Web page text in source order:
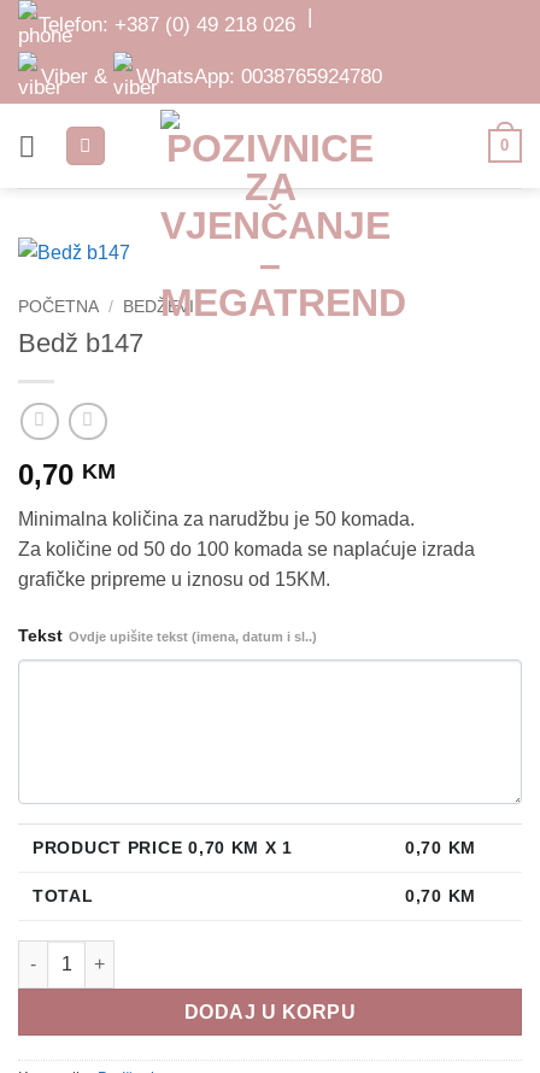
Skip
content
Telefon: +387 (0) 49 218 026 |
Viber & WhatsApp: 0038765924780
0
POČETNA / BEDŽEVI
Bedž b147
0,70 KM
Minimalna količina za narudžbu je 50 komada.
Za količine od 50 do 100 komada se naplaćuje izrada
grafičke pripreme u iznosu od 15KM.
Tekst Ovdje upišite tekst (imena, datum i sl..)
PRODUCT PRICE0,70 KM X 1 0,70 KM
TOTAL 0,70 KM
Bedž b147 količina
DODAJ U KORPU